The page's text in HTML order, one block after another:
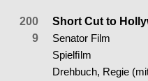
200
9
Short Cut to
Senator Film
Spielﬁlm
Drehbuch, Regie